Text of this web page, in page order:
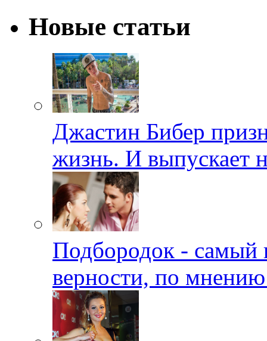
Новые статьи
Джастин Бибер
жизнь. И выпускает
Подбородок - самый
верности, по